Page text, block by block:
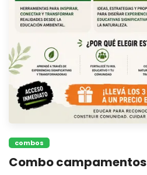
combos
Combo campamentos